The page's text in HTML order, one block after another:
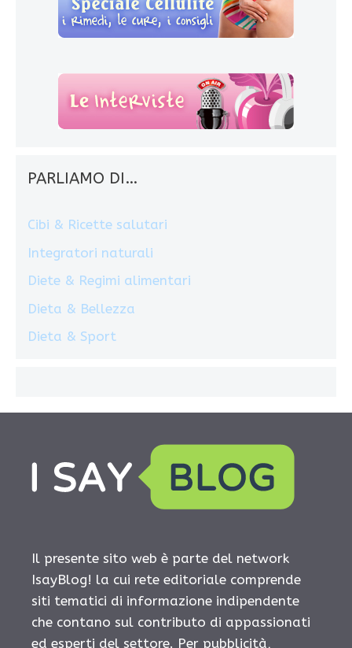
PARLIAMO DI…
Cibi & Ricette salutari
Integratori naturali
Diete & Regimi alimentari
Dieta & Bellezza
Dieta & Sport
Il presente sito web è parte del network
IsayBlog! la cui rete editoriale comprende
siti tematici di informazione indipendente
che contano sul contributo di appassionati
ed esperti del settore. Per pubblicità,